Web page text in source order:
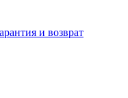
и возврат